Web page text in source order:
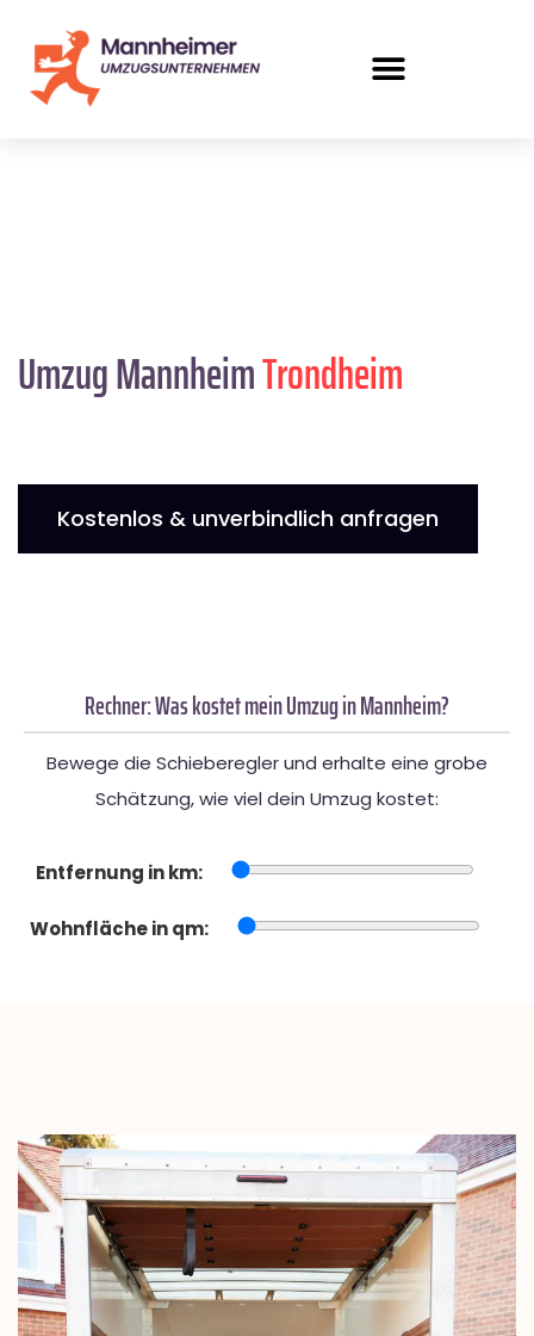
Umzug MannheimTrondheim
Kostenlos & unverbindlich anfragen
Rechner: Was kostet mein Umzug in Mannheim?
Bewege die Schieberegler und erhalte eine grobe
Schätzung, wie viel dein Umzug kostet:
Entfernung in km:
Wohnfläche in qm: